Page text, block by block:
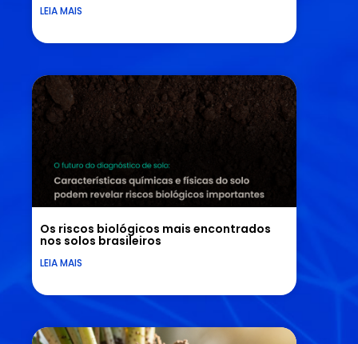
LEIA MAIS
Os riscos biológicos mais encontrados
nos solos brasileiros
LEIA MAIS